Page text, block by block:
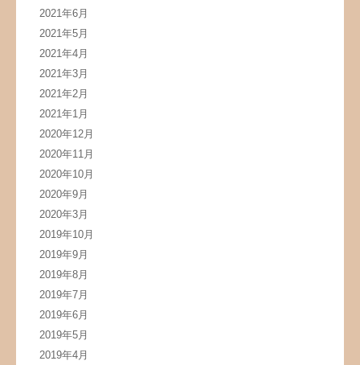
2021年6月
2021年5月
2021年4月
2021年3月
2021年2月
2021年1月
2020年12月
2020年11月
2020年10月
2020年9月
2020年3月
2019年10月
2019年9月
2019年8月
2019年7月
2019年6月
2019年5月
2019年4月